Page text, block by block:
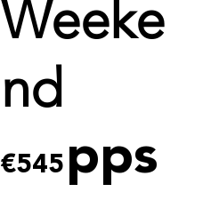
Weeke
nd
€545 pps